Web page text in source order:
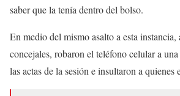
saber que la tenía dentro del bolso.
En medio del mismo asalto a esta
concejales, robaron el teléfono celular a
las actas de la sesión e insultaron a quienes